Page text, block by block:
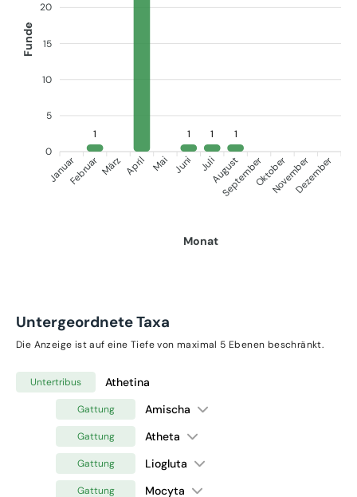
20
15
10
5
0
Funde
1 1 1 1
JanuarFebruar März April Mai Juni JuliAugust
SeptemberOktoberNovemberDezember
Monat
Untergeordnete Taxa
Die Anzeige ist auf eine Tiefe von maximal 5 Ebenen beschränkt.
Untertribus Athetina
Gattung Amischa
Gattung Atheta
Gattung Liogluta
Gattung Mocyta